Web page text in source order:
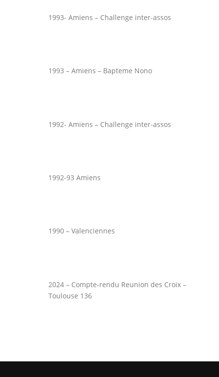
1993- Amiens – Challenge inter-assos
1993 – Amiens – Bapteme Nono
1992- Amiens – Challenge inter-assos
1992-93 Amiens
1990 – Valenciennes
2024 – Compte-rendu Reunion des Croix –
Toulouse 136